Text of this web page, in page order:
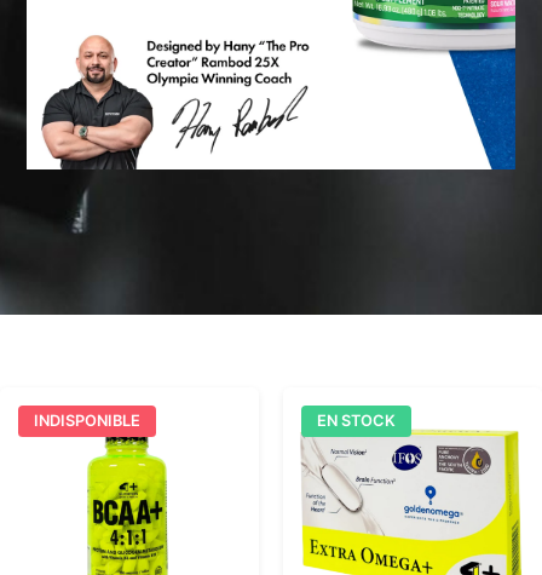
INDISPONIBLE EN STOCK